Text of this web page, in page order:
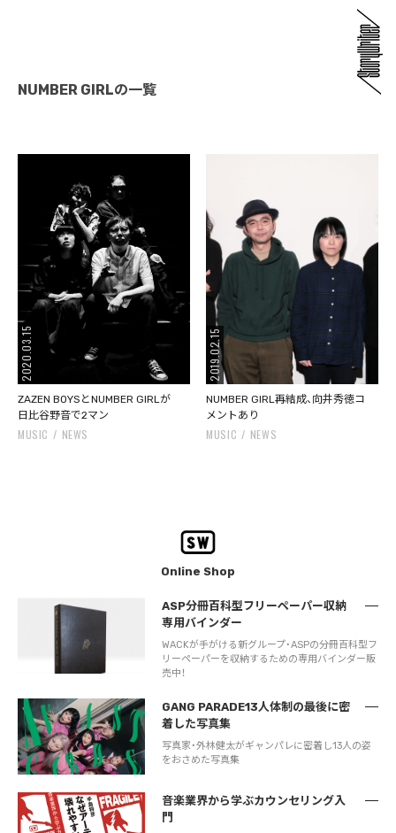
NUMBER GIRLの一覧
2020.03.15
ZAZEN BOYSとNUMBER GIRLが
日比谷野音で2マン
MUSIC NEWS
2019.02.15
NUMBER GIRL再結成、向井秀徳コ
メントあり
MUSIC NEWS
Online Shop
ASP分冊百科型フリーペーパー収納
専用バインダー
WACKが手がける新グループ・ASPの分冊百科型フ
リーペーパーを収納するための専用バインダー販
売中！
GANG PARADE13人体制の最後に密
着した写真集
写真家・外林健太がギャンパレに密着し13人の姿
をおさめた写真集
音楽業界から学ぶカウンセリング入
門